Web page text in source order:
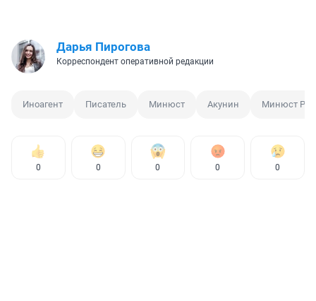
Дарья Пирогова
Корреспондент оперативной редакции
Иноагент Писатель Минюст Акунин Минюст
0 0 0 0 0